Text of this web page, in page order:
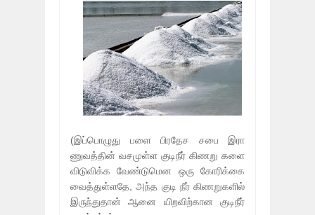
(இப்பொழுது பளை பிரதேச சபை இரா
ணுவத்தின் வசமுள்ள குடிநீர் கிணறு களை
விடுவிக்க வேண்டுமென ஒரு கோரிக்கை
வைத்துள்ளதே, அந்த குடி நீர் கிணறுகளில்
இருந்துதான் ஆனை யிறவிற்கான குடிநீர்